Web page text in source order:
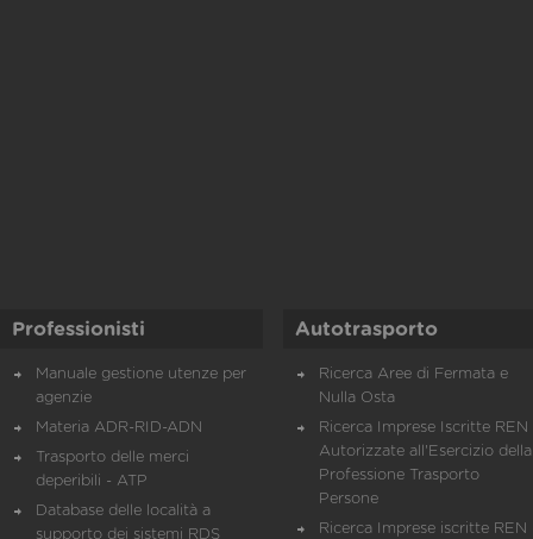
Professionisti
Manuale gestione utenze per
agenzie
Materia ADR-RID-ADN
Trasporto delle merci
deperibili - ATP
Database delle località a
supporto dei sistemi RDS
Autotrasporto
Ricerca Aree di Fermata e
Nulla Osta
Ricerca Imprese Iscritte REN
Autorizzate all'Esercizio della
Professione Trasporto
Persone
Ricerca Imprese iscritte REN